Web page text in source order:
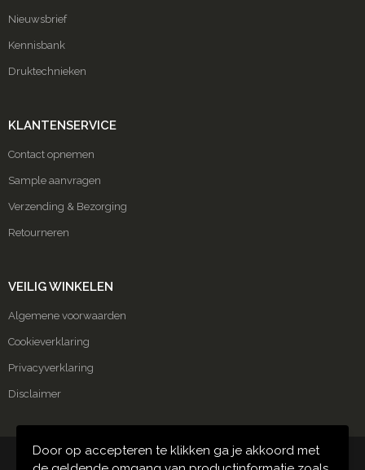
Nieuwsbrief
Kennisbank
Druktechnieken
KLANTENSERVICE
Contact opnemen
Sample aanvragen
Verzending & Bezorging
Retourneren
VEILIG WINKELEN
Algemene voorwaarden
Cookieverklaring
Privacyverklaring
Disclaimer
© Copyright Carmako 2024
Door op accepteren te klikken ga je akkoord met